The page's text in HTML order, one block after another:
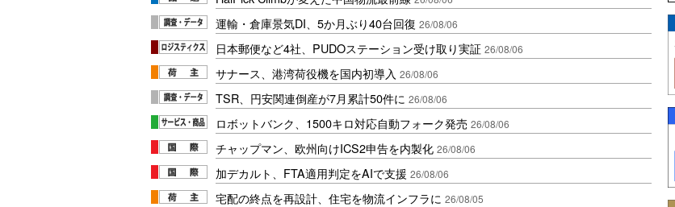
運輸・倉庫景気DI、5か月ぶり40台回復 26/08/06
日本郵便など4社、PUDOステーション受け取り実証 26/08/06
サナース、港湾荷役機を国内初導入 26/08/06
TSR、円安関連倒産が7月累計50件に 26/08/06
ロボットバンク、1500キロ対応自動フォーク発売 26/08/06
チャップマン、欧州向けICS2申告を内製化 26/08/06
加デカルト、FTA適用判定をAIで支援 26/08/06
宅配の終点を再設計、住宅を物流インフラに 26/08/05